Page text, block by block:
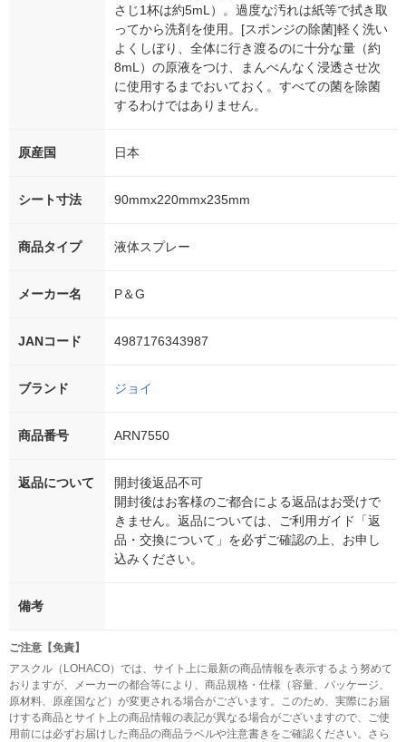
さじ1杯は約5mL）。過度な汚れは紙等で拭き取
ってから洗剤を使用。[スポンジの除菌]軽く洗い
よくしぼり、全体に行き渡るのに十分な量（約
8mL）の原液をつけ、まんべんなく浸透させ次
に使用するまでおいておく。すべての菌を除菌
するわけではありません。
原産国 日本
シート寸法 90mmx220mmx235mm
商品タイプ 液体スプレー
メーカー名 P＆G
JANコード 4987176343987
ブランド ジョイ
商品番号 ARN7550
返品について
開封後返品不可
開封後はお客様のご都合による返品はお受けで
きません。返品については、ご利用ガイド「返
品・交換について」を必ずご確認の上、お申し
込みください。
備考
ご注意【免責】
アスクル（LOHACO）では、サイト上に最新の商品情報を表示するよう努めて
おりますが、メーカーの都合等により、商品規格・仕様（容量、パッケージ、
原材料、原産国など）が変更される場合がございます。このため、実際にお届
けする商品とサイト上の商品情報の表記が異なる場合がございますので、ご使
用前には必ずお届けした商品の商品ラベルや注意書きをご確認ください。さら